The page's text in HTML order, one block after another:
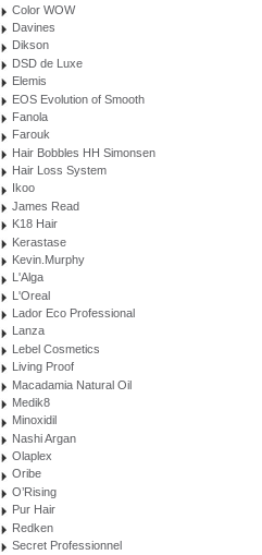
Color WOW
Davines
Dikson
DSD de Luxe
Elemis
EOS Evolution of Smooth
Fanola
Farouk
Hair Bobbles HH Simonsen
Hair Loss System
Ikoo
James Read
K18 Hair
Kerastase
Kevin.Murphy
L'Alga
L'Oreal
Lador Eco Professional
Lanza
Lebel Cosmetics
Living Proof
Macadamia Natural Oil
Medik8
Minoxidil
Nashi Argan
Olaplex
Oribe
O’Rising
Pur Hair
Redken
Secret Professionnel